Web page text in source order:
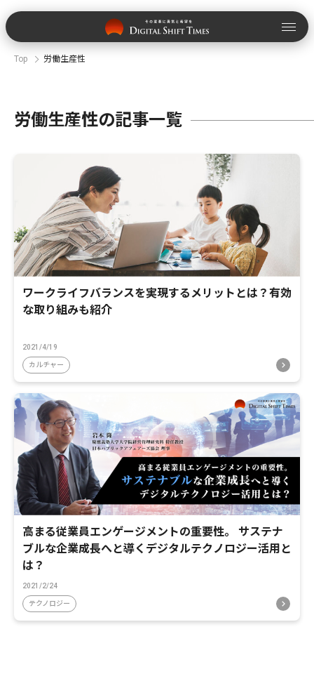
Top 労働生産性
労働生産性の記事一覧
ワークライフバランスを実現するメリットとは？有効
な取り組みも紹介
2021/4/19
カルチャー
高まる従業員エンゲージメントの重要性。 サステナ
ブルな企業成長へと導くデジタルテクノロジー活用と
は？
2021/2/24
テクノロジー